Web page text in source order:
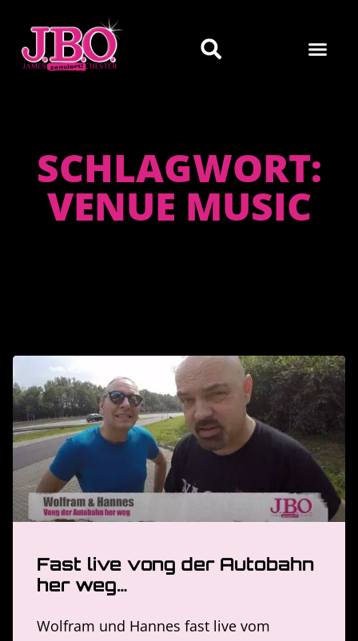
SCHLAGWORT:
VENUE MUSIC
Fast live vong der Autobahn
her weg…
Wolfram und Hannes fast live vom